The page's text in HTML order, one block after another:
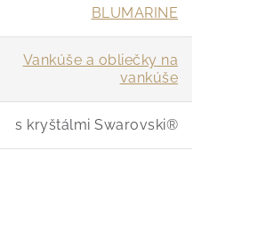
BLUMARINE
Vankúše a obliečky na
vankúše
s kryštálmi Swarovski®